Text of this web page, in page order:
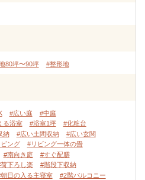
80坪〜90坪 #整形地
#広い庭
#中庭
る浴室 #浴室1坪
#化粧台
納 #広い土間収納
#広い玄関
ング
#リビング一体の畳
#南向き庭
#すぐ配膳
下ろし楽
#階段下収納
日の入る主寝室
#2階バルコニー